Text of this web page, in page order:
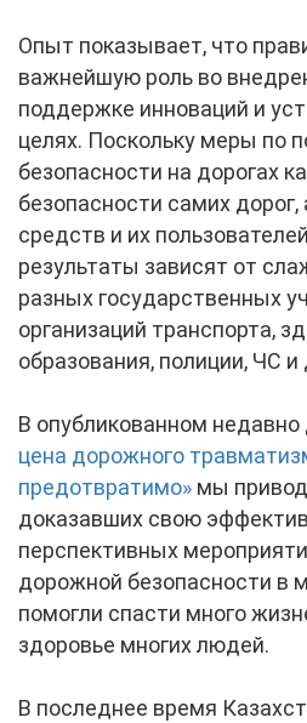
Опыт показывает, что
важнейшую роль во
поддержке инноваций и
целях. Поскольку меры по
безопасности на дорогах
безопасности самих
средств и их
результаты зависят от
разных государственных
организаций транспорта,
образования, полиции, ЧС и
В опубликованном недавно
цена дорожного
предотвратимо» мы
доказавших свою
перспективных
дорожной безопасности в
помогли спасти много
здоровье многих людей.
В последнее время